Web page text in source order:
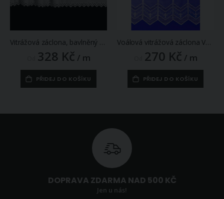
Vitrážová záclona, bavlněný batist 3812 vyšívaná kytička s bordurou, bílá (více výšek, v metráži)
328 Kč / m
PŘIDEJ DO KOŠÍKU
Voálová vitrážová záclona V416 vyšívané mřížka s květy, s bordurou, bílá (více výšek, v metráži)
270 Kč / m
PŘIDEJ DO KOŠÍKU
DOPRAVA ZDARMA NAD 500 KČ
Jen u nás!